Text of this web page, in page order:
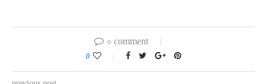
০ comment
0